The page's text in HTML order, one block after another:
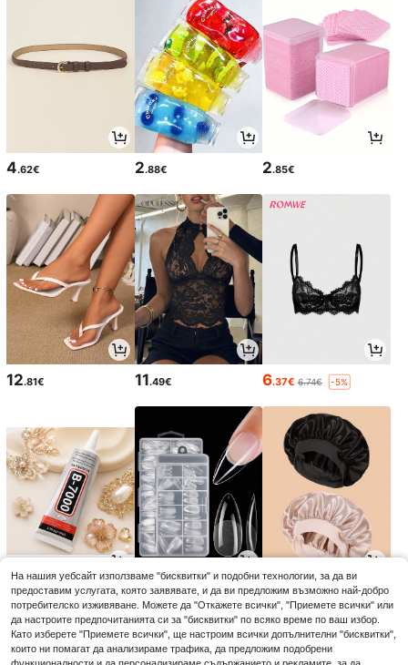
4.62€ 2.88€ 2.85€
12.81€ 11.49€ 6.37€ 6.74€ -5%
3.08€ 4.15€ 3.33€
На нашия уебсайт използваме "бисквитки" и подобни технологии, за да ви
предоставим услугата, която заявявате, и да ви предложим възможно най-добро
потребителско изживяване. Можете да "Откажете всички", "Приемете всички" или
да настроите предпочитанията си за "бисквитки" по всяко време по ваш избор.
Като изберете "Приемете всички", ще настроим всички допълнителни "бисквитки",
които ни помагат да анализираме трафика, да предложим подобрени